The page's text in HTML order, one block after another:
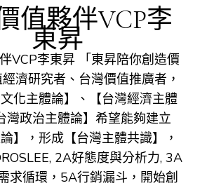
值夥伴VCP李
東昇
VCP李東昇 「東昇陪你創造價
濟研究者、台灣價值推廣者，
化主體論】、【台灣經濟主體
灣政治主體論】希望能夠建立
論】，形成【台灣主體共識】，
2A好態度與分析力, 3A
求循環，5A行銷漏斗，開始創